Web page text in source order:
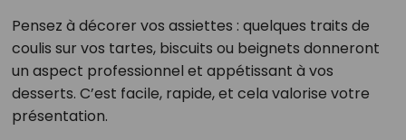
Pensez à décorer vos assiettes : quelques traits de
coulis sur vos tartes, biscuits ou beignets donneront
un aspect professionnel et appétissant à vos
desserts. C’est facile, rapide, et cela valorise votre
présentation.